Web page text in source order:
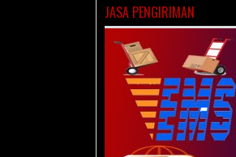
JASA PENGIRIMAN